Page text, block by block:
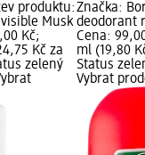
produktu:
Musk
Kč;
Kč za
zelený
Značka:
deodorant
Cena:
ml (19,80
Status
Vybrat